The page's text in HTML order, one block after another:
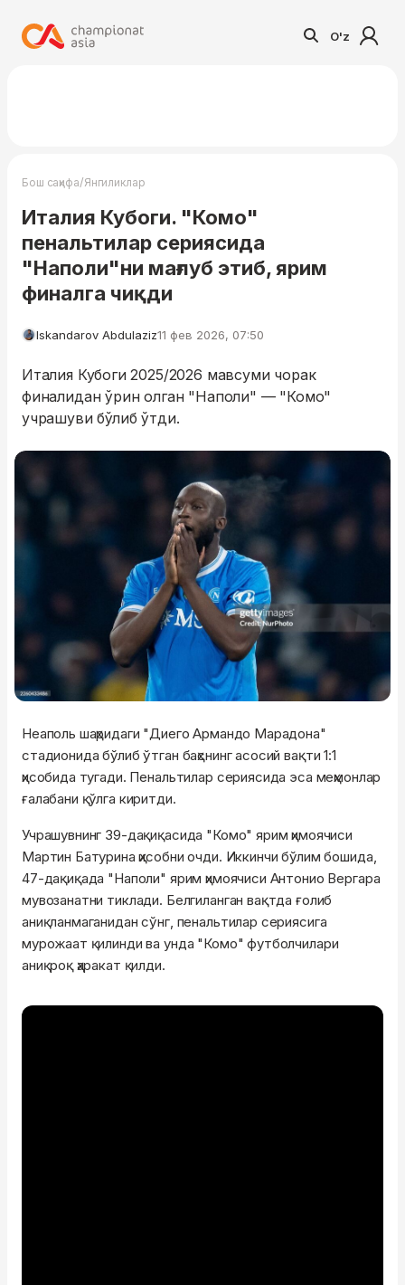
O'z
Бош саҳифа/Янгиликлар
Италия Кубоги. "Комо"
пенальтилар сериясида
"Наполи"ни мағлуб этиб, ярим
финалга чиқди
Iskandarov Abdulaziz11 фев 2026, 07:50
Италия Кубоги 2025/2026 мавсуми чорак
финалидан ўрин олган "Наполи" — "Комо"
учрашуви бўлиб ўтди.
Неаполь шаҳридаги "Диего Армандо Марадона"
стадионида бўлиб ўтган баҳснинг асосий вақти 1:1
ҳисобида тугади. Пенальтилар сериясида эса меҳмонлар
ғалабани қўлга киритди.
Учрашувнинг 39-дақиқасида "Комо" ярим ҳимоячиси
Мартин Батурина ҳисобни очди. Иккинчи бўлим бошида,
47-дақиқада "Наполи" ярим ҳимоячиси Антонио Вергара
мувозанатни тиклади. Белгиланган вақтда ғолиб
аниқланмаганидан сўнг, пенальтилар сериясига
мурожаат қилинди ва унда "Комо" футболчилари
аниқроқ ҳаракат қилди.